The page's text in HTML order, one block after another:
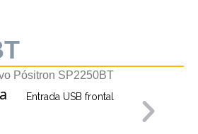
Pósitron SP2250BT
Entrada USB frontal